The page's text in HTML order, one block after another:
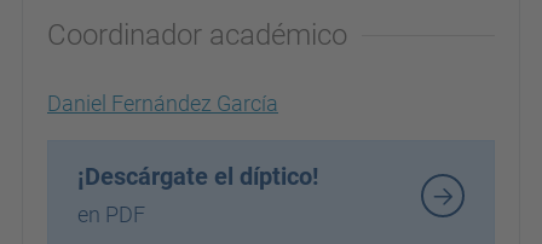
Coordinador académico
Daniel Fernández García
¡Descárgate el díptico!
en PDF